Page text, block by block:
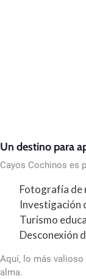
Un destino para
Cayos Cochinos es
Fotografía de
Investigación
Turismo
Desconexión
Aquí, lo más valioso
alma.